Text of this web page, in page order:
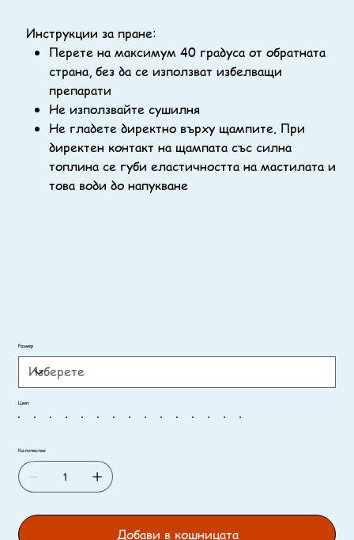
Инструкции за пране:
Перете на максимум 40 градуса от обратната
страна, без да се използват избелващи
препарати
Не използвайте сушилня
Не гладете директно върху щампите. При
директен контакт на щампата със силна
топлина се губи еластичността на мастилата и
това води до напукване
Размер
Цвят
Количество
Добави в кошницата